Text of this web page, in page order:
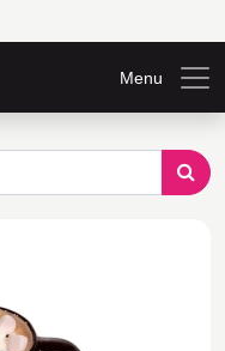
Menu